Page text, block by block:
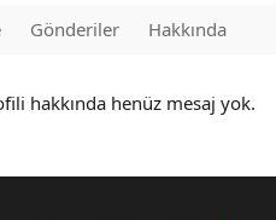
Gönderiler Hakkında
hakkında henüz mesaj yok.